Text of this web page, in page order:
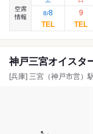
空席
情報
8/8 9
神戸三宮オイスタ
[兵庫] 三宮（神戸市営）